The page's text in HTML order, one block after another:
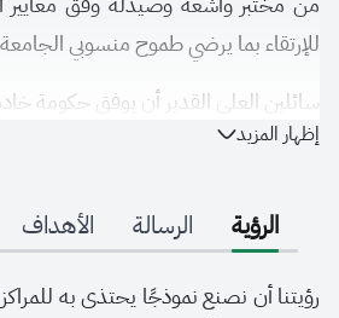
للإرتقاء بما يرضي طموح منسوبي
سائلين العلي القدير أن يوفق حكومة
فيه خير البلاد وأن يوفقنا جميعا
الجامعة.
إظهار المزيد
الرؤية الرسالة الأهداف
رؤيتنا أن نصنع نموذجًا يحتذى به